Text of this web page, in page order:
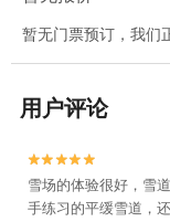
暂无门票预订，我们
用户评论


雪场的体验很好，雪
手练习的平缓雪道，